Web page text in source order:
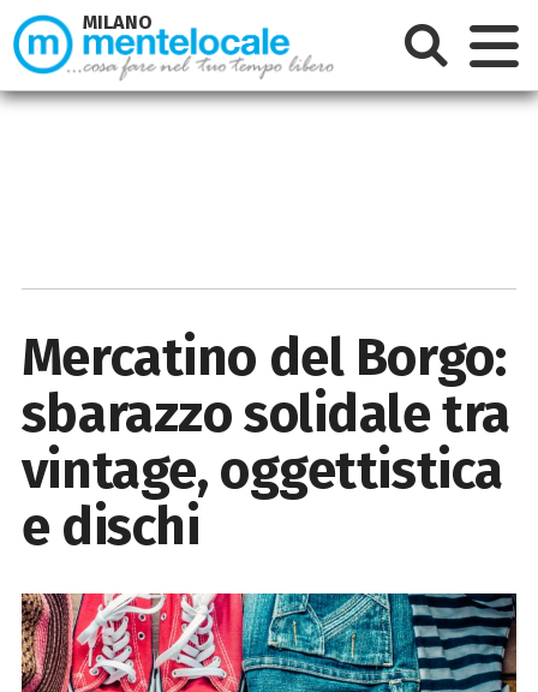
Mercatino del Borgo:
sbarazzo solidale tra
vintage, oggettistica
e dischi
MILANO